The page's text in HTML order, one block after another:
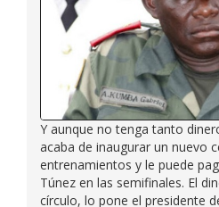
Y aunque no tenga tanto
acaba de inaugurar un nuevo
entrenamientos y le puede
Túnez en las semifinales. El
círculo, lo pone el presidente